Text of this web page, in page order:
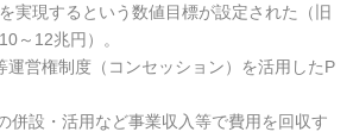
実現するという数値目標が設定された（旧
10～12兆円）。
営権制度（コンセッション）を活用したP
設・活用など事業収入等で費用を回収す